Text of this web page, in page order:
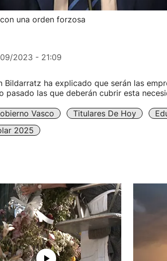
una orden forzosa
2023 - 21:09
Bildarratz ha explicado que serán las
pasado las que deberán cubrir esta
Vasco Titulares De Hoy
2025